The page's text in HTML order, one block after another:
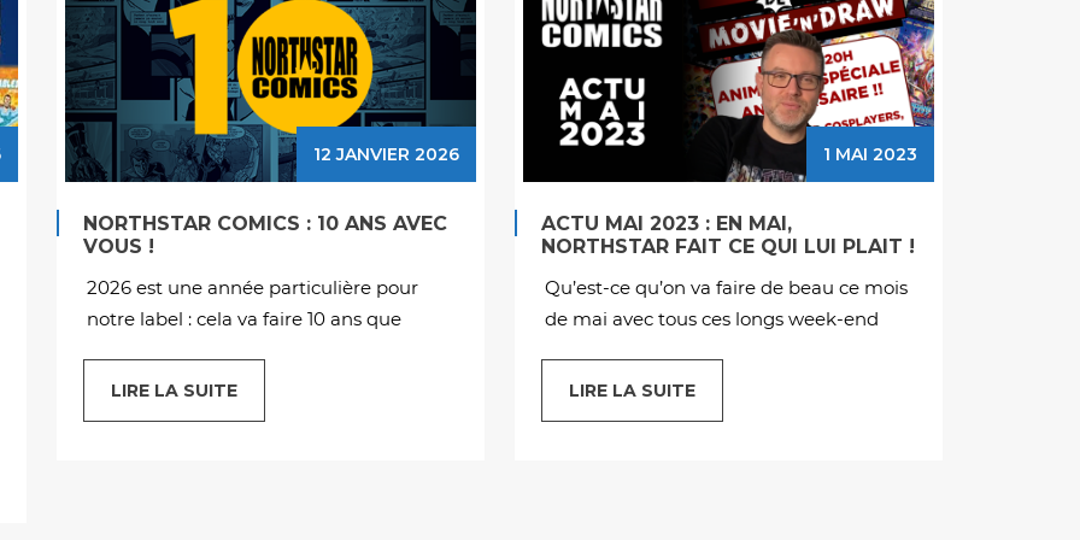
1 MAI 2023
ACTU MAI 2023 : EN MAI,
NORTHSTAR FAIT CE QUI LUI PLAIT !
Qu’est-ce qu’on va faire de beau ce mois
de mai avec tous ces longs week-end
LIRE LA SUITE
5 AVRIL 2023
ACTU AVRIL 2023 : QUOI DE NEUF
CHEZ NORTHSTAR COMICS ?
Une petite vidéo pour donner quelques
infos sur l’actualité du label :– Salon BD
LIRE LA SUITE